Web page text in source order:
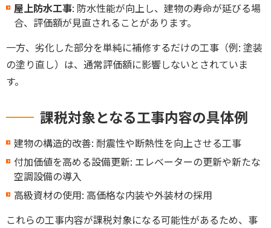
屋上防水工事: 防水性能が向上し、建物の寿命が延びる場
合、評価額が見直されることがあります。
一方、劣化した部分を単純に補修するだけの工事（例: 塗装
の塗り直し）は、通常評価額に影響しないとされていま
す。
課税対象となる工事内容の具体例
建物の構造的改善: 耐震性や断熱性を向上させる工事
付加価値を高める設備更新: エレベーターの更新や新たな
空調設備の導入
高級資材の使用: 高価格な内装や外装材の採用
これらの工事内容が課税対象になる可能性があるため、事